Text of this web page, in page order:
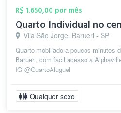
R$ 1.650,00 por mês
Quarto Individual no
Vila São Jorge, Barueri - SP
Quarto mobiliado a poucos minutos
Barueri, com facil acesso a
IG @QuartoAluguel
Qualquer sexo